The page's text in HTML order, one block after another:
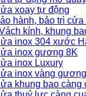
xoay tự động
hành, bảo trì
kính, khung
inox 304 xước
inox gương 8K
inox Luxury
inox vàng gương
khung bao càng